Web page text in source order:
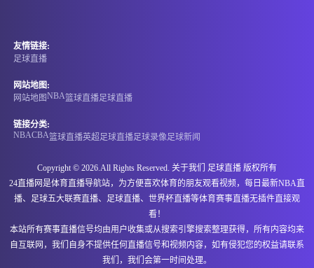
墨尔本城青年女足
-
情报
08-08 14:00
阿拉门女足 0 - 0 布伦达拉鹰女足
友情链接:
足球直播
网站地图:
网站地图NBA篮球直播足球直播
链接分类:
NBACBA篮球直播英超 足球直播足球录像 足球新闻
Copyright © 2026.All Rights Reserved. 关于我们 足球直播 版权所有
24直播网是体育直播导航站，为方便喜欢体育的朋友观看视频，每日最新NBA直
播、足球五大联赛直播、足球直播、世界杯直播等体育赛事直播无插件直接观
看！
本站所有赛事直播信号均由用户收集或从搜索引擎搜索整理获得，所有内容均来
自互联网，我们自身不提供任何直播信号和视频内容，如有侵犯您的权益请联系
我们，我们会第一时间处理。